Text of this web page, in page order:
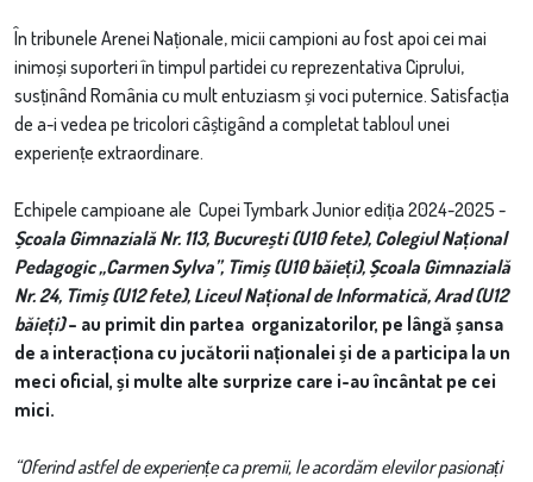
În tribunele Arenei Naționale, micii campioni au fost apoi cei mai
inimoși suporteri în timpul partidei cu reprezentativa Ciprului,
susținând România cu mult entuziasm și voci puternice. Satisfacția
de a-i vedea pe tricolori câștigând a completat tabloul unei
experiențe extraordinare.
Echipele campioane ale Cupei Tymbark Junior ediția 2024-2025 -
Școala Gimnazială Nr. 113, București (U10 fete), Colegiul Național
Pedagogic „Carmen Sylva”, Timiș (U10 băieți),Școala Gimnazială
Nr. 24, Timiș (U12 fete), Liceul Național de Informatică, Arad (U12
băieți)– au primit din partea organizatorilor, pe lângă șansa
de a interacționa cu jucătorii naționalei și de a participa la un
meci oficial, și multe alte surprize care i-au încântat pe cei
mici.
“Oferind astfel de experiențe ca premii, le acordăm elevilor pasionați